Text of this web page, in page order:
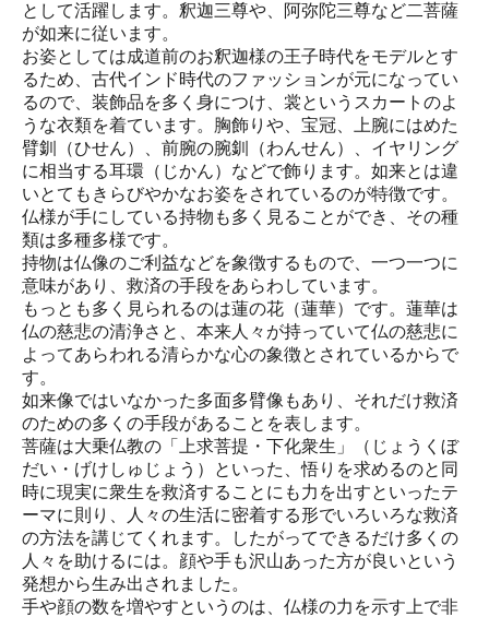
として活躍します。釈迦三尊や、阿弥陀三尊など二菩薩
が如来に従います。
お姿としては成道前のお釈迦様の王子時代をモデルとす
るため、古代インド時代のファッションが元になってい
るので、装飾品を多く身につけ、裳というスカートのよ
うな衣類を着ています。胸飾りや、宝冠、上腕にはめた
臂釧（ひせん）、前腕の腕釧（わんせん）、イヤリング
に相当する耳環（じかん）などで飾ります。如来とは違
いとてもきらびやかなお姿をされているのが特徴です。
仏様が手にしている持物も多く見ることができ、その種
類は多種多様です。
持物は仏像のご利益などを象徴するもので、一つ一つに
意味があり、救済の手段をあらわしています。
もっとも多く見られるのは蓮の花（蓮華）です。蓮華は
仏の慈悲の清浄さと、本来人々が持っていて仏の慈悲に
よってあらわれる清らかな心の象徴とされているからで
す。
如来像ではいなかった多面多臂像もあり、それだけ救済
のための多くの手段があることを表します。
菩薩は大乗仏教の「上求菩提・下化衆生」（じょうくぼ
だい・げけしゅじょう）といった、悟りを求めるのと同
時に現実に衆生を救済することにも力を出すといったテ
ーマに則り、人々の生活に密着する形でいろいろな救済
の方法を講じてくれます。したがってできるだけ多くの
人々を助けるには。顔や手も沢山あった方が良いという
発想から生み出されました。
手や顔の数を増やすというのは、仏様の力を示す上で非